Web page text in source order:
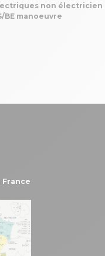
non électricien
BE manoeuvre